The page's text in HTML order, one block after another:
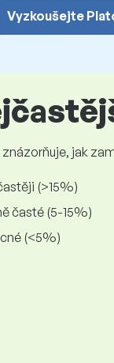
Vyzkoušejte
jak
(>15%)
časté (5-15%)
(<5%)